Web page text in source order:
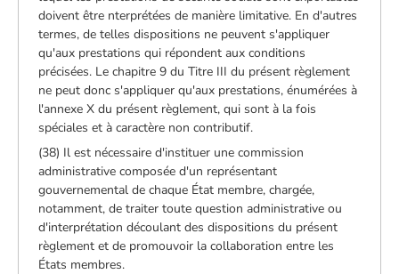
doivent être nterprétées de manière limitative. En d'autres
termes, de telles dispositions ne peuvent s'appliquer
qu'aux prestations qui répondent aux conditions
précisées. Le chapitre 9 du Titre III du présent règlement
ne peut donc s'appliquer qu'aux prestations, énumérées à
l'annexe X du présent règlement, qui sont à la fois
spéciales et à caractère non contributif.
(38) Il est nécessaire d'instituer une commission
administrative composée d'un représentant
gouvernemental de chaque État membre, chargée,
notamment, de traiter toute question administrative ou
d'interprétation découlant des dispositions du présent
règlement et de promouvoir la collaboration entre les
États membres.